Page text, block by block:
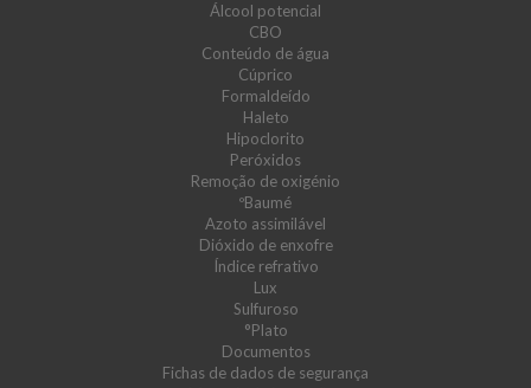
Álcool potencial
CBO
Conteúdo de água
Cúprico
Formaldeído
Haleto
Hipoclorito
Peróxidos
Remoção de oxigénio
ºBaumé
Azoto assimilável
Dióxido de enxofre
Índice refrativo
Lux
Sulfuroso
°Plato
Documentos
Fichas de dados de segurança